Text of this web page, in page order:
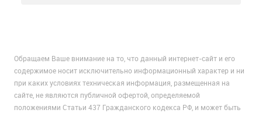
Обращаем Ваше внимание на то, что данный интернет-сайт и его
содержимое носит исключительно информационный характер и ни
при каких условиях техническая информация, размещенная на
сайте, не являются публичной офертой, определяемой
положениями Статьи 437 Гражданского кодекса РФ, и может быть